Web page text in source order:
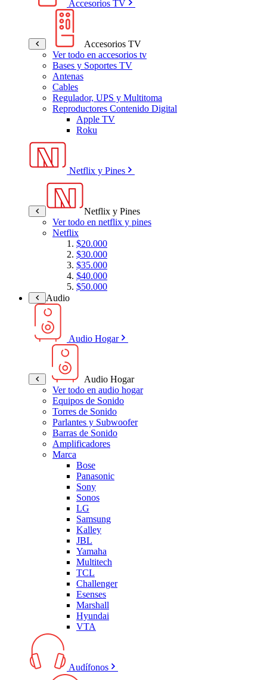
Accesorios TV
Accesorios TV
Ver todo en accesorios tv
Bases y Soportes TV
Antenas
Cables
Regulador, UPS y Multitoma
Reproductores Contenido Digital
Apple TV
Roku
Netflix y Pines
Netflix y Pines
Ver todo en netflix y pines
Netflix
$20.000
$30.000
$35.000
$40.000
$50.000
Audio
Audio Hogar
Audio Hogar
Ver todo en audio hogar
Equipos de Sonido
Torres de Sonido
Parlantes y Subwoofer
Barras de Sonido
Amplificadores
Marca
Bose
Panasonic
Sony
Sonos
LG
Samsung
Kalley
JBL
Yamaha
Multitech
TCL
Challenger
Esenses
Marshall
Hyundai
VTA
Audífonos